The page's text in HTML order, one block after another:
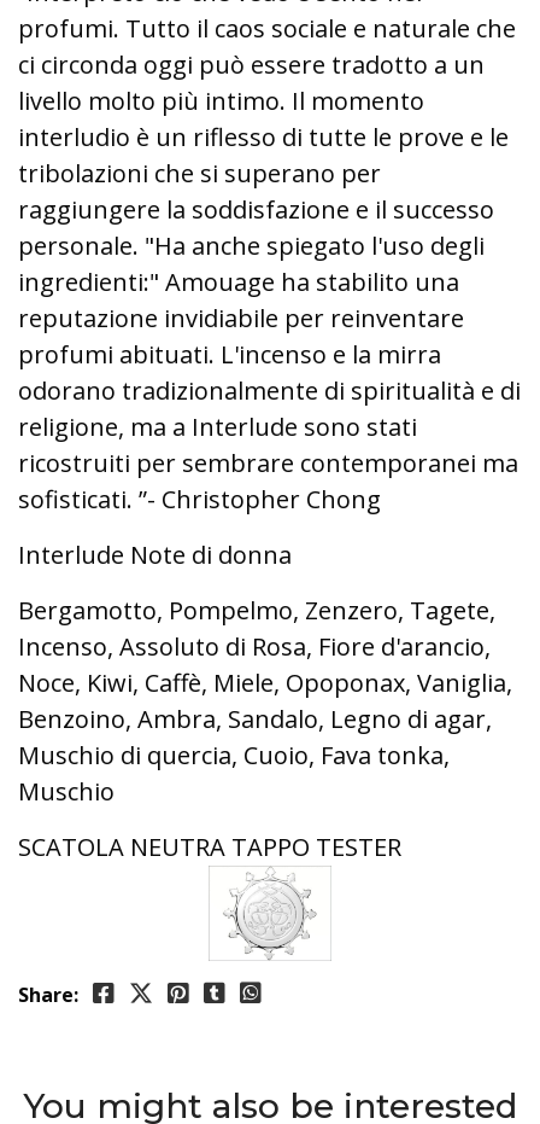
profumi. Tutto il caos sociale e naturale che
ci circonda oggi può essere tradotto a un
livello molto più intimo. Il momento
interludio è un riflesso di tutte le prove e le
tribolazioni che si superano per
raggiungere la soddisfazione e il successo
personale. "Ha anche spiegato l'uso degli
ingredienti:" Amouage ha stabilito una
reputazione invidiabile per reinventare
profumi abituati. L'incenso e la mirra
odorano tradizionalmente di spiritualità e di
religione, ma a Interlude sono stati
ricostruiti per sembrare contemporanei ma
sofisticati. ”- Christopher Chong
Interlude Note di donna
Bergamotto, Pompelmo, Zenzero, Tagete,
Incenso, Assoluto di Rosa, Fiore d'arancio,
Noce, Kiwi, Caffè, Miele, Opoponax, Vaniglia,
Benzoino, Ambra, Sandalo, Legno di agar,
Muschio di quercia, Cuoio, Fava tonka,
Muschio
SCATOLA NEUTRA TAPPO TESTER
Share:
You might also be interested